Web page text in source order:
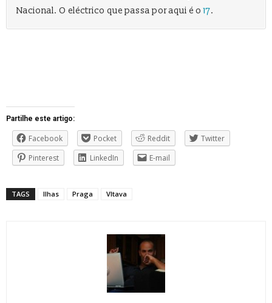
Nacional. O eléctrico que passa por aqui é o17.
Partilhe este artigo:
Facebook Pocket Reddit
Twitter
Pinterest
LinkedIn E-mail
TAGS Ilhas Praga Vltava